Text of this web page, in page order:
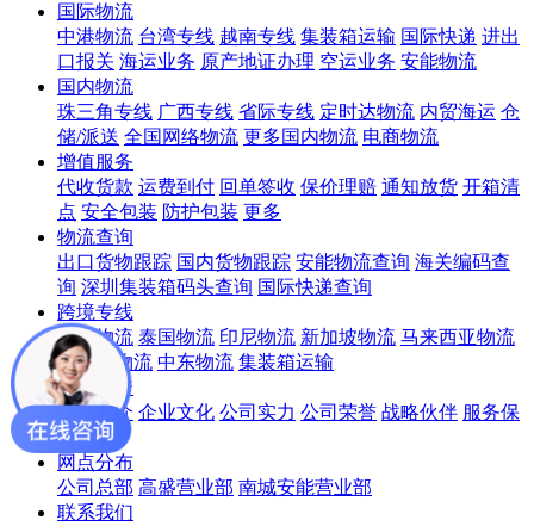
国际物流
中港物流 台湾专线 越南专线 集装箱运输 国际快递 进出
口报关 海运业务 原产地证办理 空运业务 安能物流
国内物流
珠三角专线 广西专线 省际专线 定时达物流 内贸海运 仓
储/派送 全国网络物流 更多国内物流 电商物流
增值服务
代收货款 运费到付 回单签收 保价理赔 通知放货 开箱清
点 安全包装 防护包装 更多
物流查询
出口货物跟踪 国内货物跟踪 安能物流查询 海关编码查
询 深圳集装箱码头查询 国际快递查询
跨境专线
越南物流 泰国物流 印尼物流 新加坡物流 马来西亚物流
菲律宾物流 中东物流 集装箱运输
走进锦秀
公司简介 企业文化 公司实力 公司荣誉 战略伙伴 服务保
障
网点分布
公司总部 高盛营业部 南城安能营业部
联系我们